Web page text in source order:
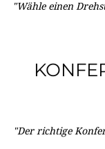
"Wähle einen
"Der richtige